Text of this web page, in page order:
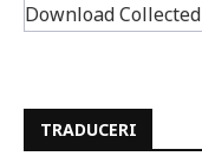
Download
TRADUCERI